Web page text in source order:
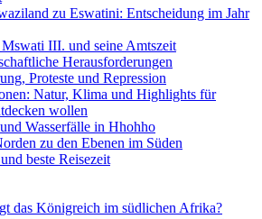
zu Eswatini: Entscheidung im Jahr
III. und seine Amtszeit
Herausforderungen
Proteste und Repression
Natur, Klima und Highlights für
wollen
Wasserfälle in Hhohho
zu den Ebenen im Süden
beste Reisezeit
das Königreich im südlichen Afrika?